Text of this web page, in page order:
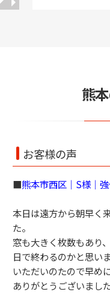
◥
熊
お客様の声
■熊本市西区｜S様｜
本日は遠方から朝早く
た。
窓も大きく枚数もあり
日で終わるのかと思い
いただいのたので早め
ありがとうございました